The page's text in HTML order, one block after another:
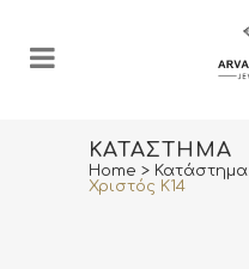
ΚΑΤΆΣΤΗΜΑ
Home > Κατάστημα
Χριστός K14